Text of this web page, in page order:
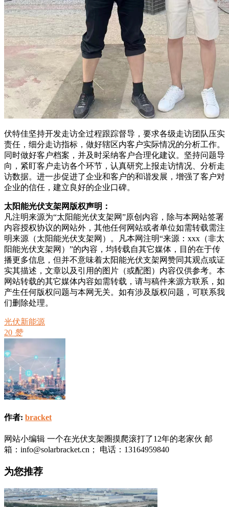
伏特佳坚持开发走访全过程跟踪督导，要求各级走访团队压实
责任，细分走访指标，做好辖区内客户实际情况的分析工作。
同时做好客户档案，并及时采纳客户合理化建议。坚持问题导
向，紧盯客户走访各个环节，认真研究上报走访情况、分析走
访数据。进一步促进了企业和客户的和谐发展，增强了客户对
企业的信任，建立良好的企业口碑。
太阳能光伏支架网版权声明：
凡注明来源为“太阳能光伏支架网”原创内容，除与本网站签署
内容授权协议的网站外，其他任何网站或者单位如需转载需注
明来源（太阳能光伏支架网）。凡本网注明“来源：xxx（非太
阳能光伏支架网）”的内容，均转载自其它媒体，目的在于传
播更多信息，但并不意味着太阳能光伏支架网赞同其观点或证
实其描述，文章以及引用的图片（或配图）内容仅供参考。本
网站转载的其它媒体内容如需转载，请与稿件来源方联系，如
产生任何版权问题与本网无关。如有涉及版权问题，可联系我
们删除处理。
光伏新能源
20 赞
作者: bracket
网站小编辑 一个在光伏支架圈摸爬滚打了12年的老家伙 邮
箱：info@solarbracket.cn； 电话：13164959840
为您推荐